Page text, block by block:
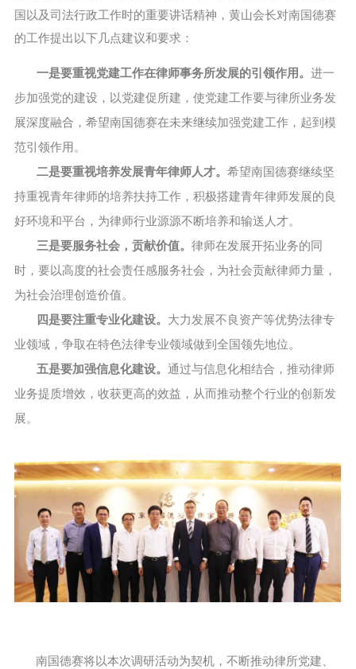
国以及司法行政工作时的重要讲话精神，黄山会长对南国德赛
的工作提出以下几点建议和要求：
一是要重视党建工作在律师事务所发展的引领作用。 进一
步加强党的建设，以党建促所建，使党建工作要与律所业务发
展深度融合，希望南国德赛在未来继续加强党建工作，起到模
范引领作用。
二是要重视培养发展青年律师人才。 希望南国德赛继续坚
持重视青年律师的培养扶持工作，积极搭建青年律师发展的良
好环境和平台，为律师行业源源不断培养和输送人才。
三是要服务社会，贡献价值。 律师在发展开拓业务的同
时，要以高度的社会责任感服务社会，为社会贡献律师力量，
为社会治理创造价值。
四是要注重专业化建设。 大力发展不良资产等优势法律专
业领域，争取在特色法律专业领域做到全国领先地位。
五是要加强信息化建设。 通过与信息化相结合，推动律师
业务提质增效，收获更高的效益，从而推动整个行业的创新发
展。
南国德赛将以本次调研活动为契机，不断推动律所党建、